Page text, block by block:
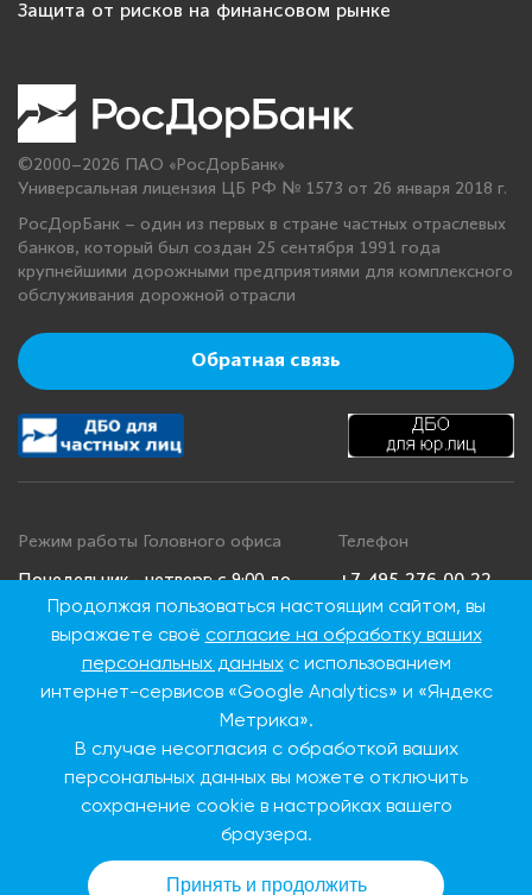
Защита от рисков на финансовом рынке
©2000–2026 ПАО «РосДорБанк»
Универсальная лицензия ЦБ РФ № 1573 от 26 января 2018 г.
РосДорБанк – один из первых в стране частных отраслевых
банков, который был создан 25 сентября 1991 года
крупнейшими дорожными предприятиями для комплексного
обслуживания дорожной отрасли
Обратная связь
Режим работы Головного офиса
Понедельник - четверг: с 9:00 до
18:00
Пятница: с 9:00 до 16:45
Суббота, воскресенье: выходные
дни
Телефон
+7 495 276 00 22
8 800 100 00 22
(Бесплатно по
России)
Адрес Головного офиса
115093, г. Москва, ул.
Дубининская, д. 86
Продолжая пользоваться настоящим сайтом, вы
выражаете своё согласие на обработку ваших
персональных данныхс использованием
интернет-сервисов «Google Analytics» и «Яндекс
Метрика».
В случае несогласия с обработкой ваших
персональных данных вы можете отключить
сохранение cookie в настройках вашего
браузера.
Принять и продолжить